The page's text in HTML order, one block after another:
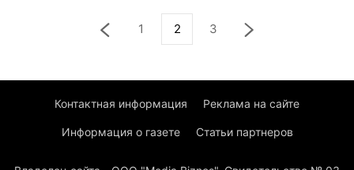
1 2 3
Контактная информация Реклама на сайте
Информация о газете Статьи партнеров